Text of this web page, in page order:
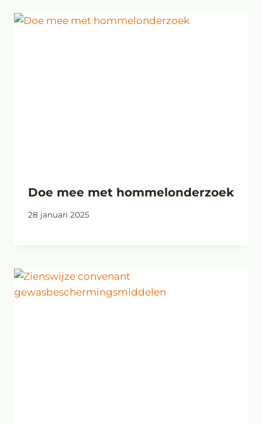
Doe mee met hommelonderzoek
28 januari 2025